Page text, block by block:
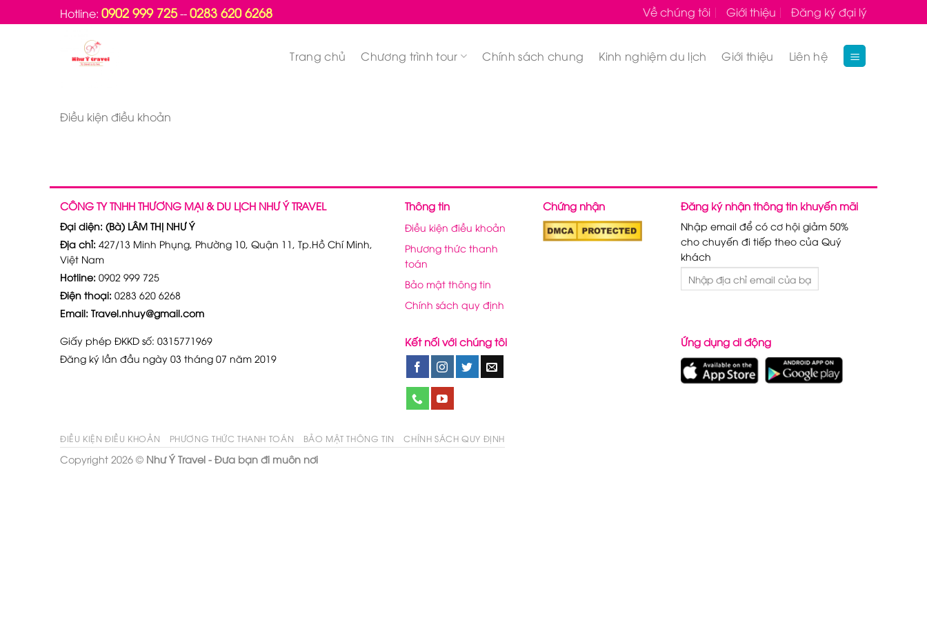
qua
Hotline: 0902 999 725--0283 620 6268 Về chúng tôi Giới thiệu Đăng ký đại lý
Trang chủ Chương trình tour Chính sách chung Kinh nghiệm du lịch Giới thiệu Liên hệ
Điều kiện điều khoản
CÔNG TY TNHH THƯƠNG MẠI & DU LỊCH NHƯ Ý TRAVEL
Đại diện: (Bà) LÂM THỊ NHƯ Ý
Địa chỉ: 427/13 Minh Phụng, Phường 10, Quận 11, Tp.Hồ Chí Minh,
Việt Nam
Hotline: 0902 999 725
Điện thoại: 0283 620 6268
Email: Travel.nhuy@gmail.com
Thông tin
Điều kiện điều khoản
Phương thức thanh
toán
Bảo mật thông tin
Chính sách quy định
Chứng nhận Đăng ký nhận thông tin khuyến mãi
Nhập email để có cơ hội giảm 50%
cho chuyến đi tiếp theo của Quý
khách
Giấy phép ĐKKD số: 0315771969
Đăng ký lần đầu ngày 03 tháng 07 năm 2019
Kết nối với chúng tôi Ứng dụng di động
ĐIỀU KIỆN ĐIỀU KHOẢN PHƯƠNG THỨC THANH TOÁN BẢO MẬT THÔNG TIN CHÍNH SÁCH QUY ĐỊNH
Copyright 2026 © Như Ý Travel - Đưa bạn đi muôn nơi